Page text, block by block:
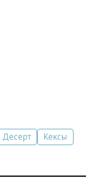
Десерт
Кексы